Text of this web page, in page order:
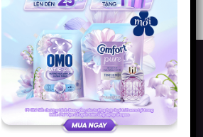
HỌC MIỄN PHÍ ONLINE
HOCMIENPHIONLINE.COM